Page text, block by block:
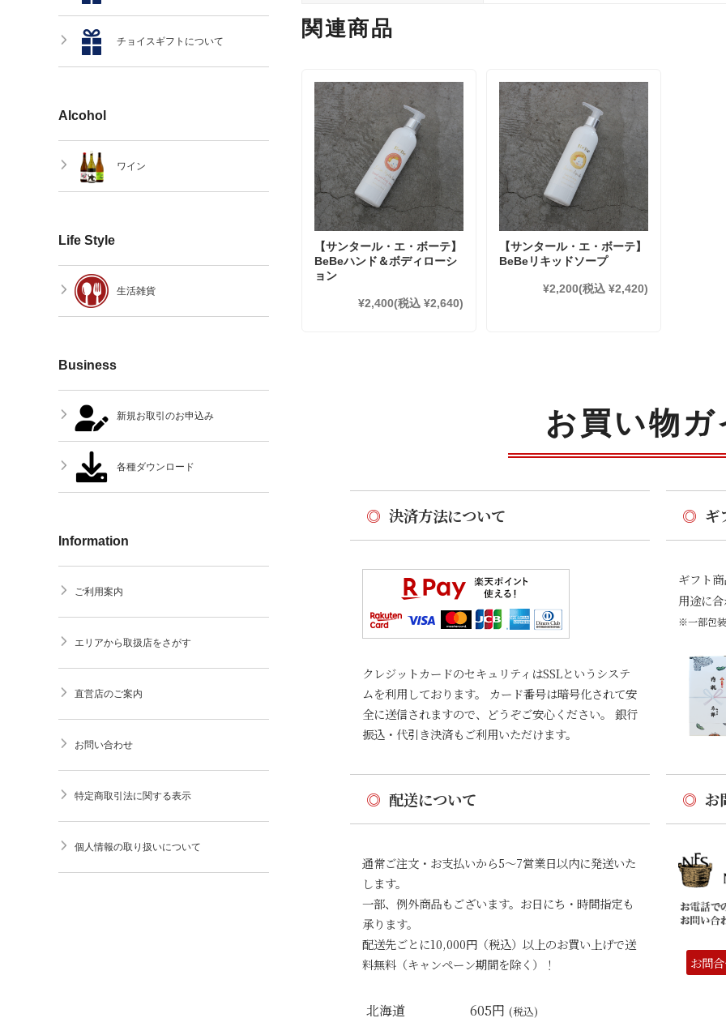
関連商品
【サンタール・エ・ボーテ】
BeBeハンド＆ボディローシ
ョン
¥2,400(税込 ¥2,640)
【サンタール・エ・ボーテ】
BeBeリキッドソープ
¥2,200(税込 ¥2,420)
お買い物ガ
◎ 決済方法について
クレジットカードのセキュリティはSSLというシステ
ムを利用しております。 カード番号は暗号化されて安
全に送信されますので、どうぞご安心ください。 銀行
振込・代引き決済もご利用いただけます。
◎ 配送について
通常ご注文・お支払いから5〜7営業日以内に発送いた
します。
一部、例外商品もございます。お日にち・時間指定も
承ります。
配送先ごとに10,000円（税込）以上のお買い上げで送
料無料（キャンペーン期間を除く）！
北海道 605円 (税込)
◎ ギ
ギフト
用途に
※一部包装
◎ お
お問
チョイスギフトについて
Alcohol
ワイン
Life Style
生活雑貨
Business
新規お取引のお申込み
各種ダウンロード
Information
ご利用案内
エリアから取扱店をさがす
直営店のご案内
お問い合わせ
特定商取引法に関する表示
個人情報の取り扱いについて